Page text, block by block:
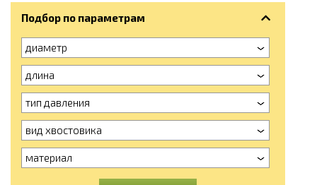
Подбор по параметрам
диаметр
длина
тип давления
вид хвостовика
материал